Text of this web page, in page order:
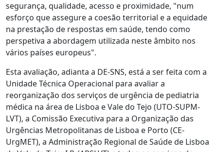
segurança, qualidade, acesso e proximidade, "num
esforço que assegure a coesão territorial e a equidade
na prestação de respostas em saúde, tendo como
perspetiva a abordagem utilizada neste âmbito nos
vários países europeus".
Esta avaliação, adianta a DE-SNS, está a ser feita com a
Unidade Técnica Operacional para avaliar a
reorganização dos serviços de urgência de pediatria
médica na área de Lisboa e Vale do Tejo (UTO-SUPM-
LVT), a Comissão Executiva para a Organização das
Urgências Metropolitanas de Lisboa e Porto (CE-
UrgMET), a Administração Regional de Saúde de Lisboa